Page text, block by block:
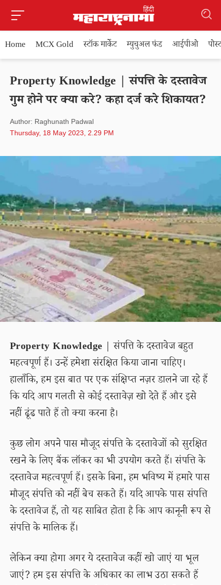
Home MCX Gold स्टॉक मार्केट म्युचुअल फंड आईपीओ
Property Knowledge | संपत्ति के दस्तावेज
गुम होने पर क्या करे? कहा दर्ज करे शिकायत?
Author: Raghunath Padwal
Thursday, 18 May 2023, 2.29 PM
Property Knowledge | संपत्ति के दस्तावेज बहुत
महत्वपूर्ण हैं। उन्हें हमेशा संरक्षित किया जाना चाहिए।
हालाँकि, हम इस बात पर एक संक्षिप्त नज़र डालने जा रहे हैं
कि यदि आप गलती से कोई दस्तावेज़ खो देते हैं और इसे
नहीं ढूंढ पाते हैं तो क्या करना है।
कुछ लोग अपने पास मौजूद संपत्ति के दस्तावेजों को सुरक्षित
रखने के लिए बैंक लॉकर का भी उपयोग करते हैं। संपत्ति के
दस्तावेज महत्वपूर्ण हैं। इसके बिना, हम भविष्य में हमारे पास
मौजूद संपत्ति को नहीं बेच सकते हैं। यदि आपके पास संपत्ति
के दस्तावेज हैं, तो यह साबित होता है कि आप कानूनी रूप से
संपत्ति के मालिक हैं।
लेकिन क्या होगा अगर ये दस्तावेज कहीं खो जाएं या भूल
जाएं? हम इस संपत्ति के अधिकार का लाभ उठा सकते हैं